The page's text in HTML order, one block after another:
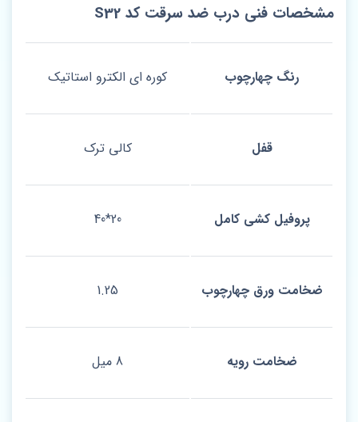
مشخصات فنی درب ضد سرقت کد S32
رنگ چهارچوب کوره ای الکترو استاتیک
قفل کالی ترک
پروفیل کشی کامل 20*40
ضخامت ورق چهارچوب 1.25
ضخامت رویه 8 میل